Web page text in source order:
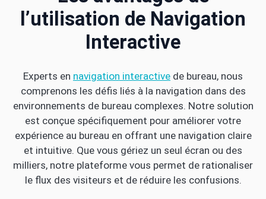
l’utilisation de Navigation
Interactive
Experts en navigation interactive de bureau, nous
comprenons les défis liés à la navigation dans des
environnements de bureau complexes. Notre solution
est conçue spécifiquement pour améliorer votre
expérience au bureau en offrant une navigation claire
et intuitive. Que vous gériez un seul écran ou des
milliers, notre plateforme vous permet de rationaliser
le flux des visiteurs et de réduire les confusions.